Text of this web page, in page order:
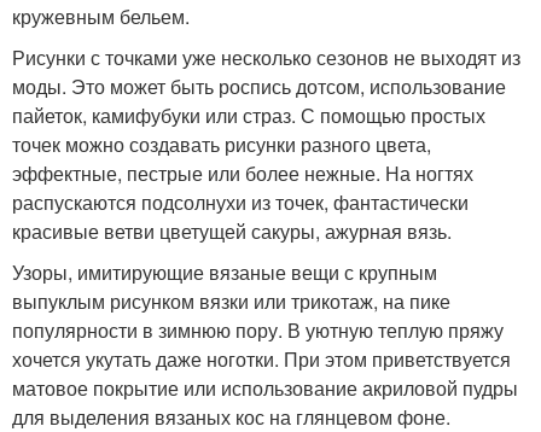
кружевным бельем.
Рисунки с точками уже несколько сезонов не выходят из
моды. Это может быть роспись дотсом, использование
пайеток, камифубуки или страз. С помощью простых
точек можно создавать рисунки разного цвета,
эффектные, пестрые или более нежные. На ногтях
распускаются подсолнухи из точек, фантастически
красивые ветви цветущей сакуры, ажурная вязь.
Узоры, имитирующие вязаные вещи с крупным
выпуклым рисунком вязки или трикотаж, на пике
популярности в зимнюю пору. В уютную теплую пряжу
хочется укутать даже ноготки. При этом приветствуется
матовое покрытие или использование акриловой пудры
для выделения вязаных кос на глянцевом фоне.